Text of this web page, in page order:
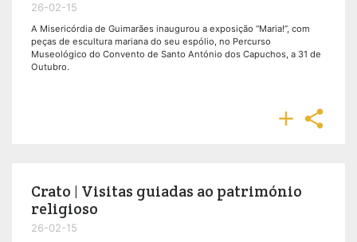
26-02-15
A Misericórdia de Guimarães inaugurou a exposição “Maria!”, com
peças de escultura mariana do seu espólio, no Percurso
Museológico do Convento de Santo António dos Capuchos, a 31 de
Outubro.
 
Crato | Visitas guiadas ao património
religioso
26-02-15